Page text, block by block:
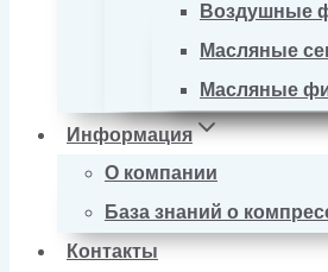
Воздушные
Масляные
Масляные
Информация
О компании
База знаний о
Контакты